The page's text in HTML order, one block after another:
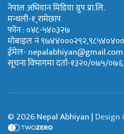
नेपाल अभियान मिडिया ग्रुप प्रा.लि.
मन्थली-१¸रामेछाप
फोन : ०४८-५४०३२७
मोबाइल नं
ईमेल- nepalabhiyan@gmail.com
सूचना विभागमा दर्ता-१३२०/०७५/०७६
© 2026 Nepal Abhiyan | Design